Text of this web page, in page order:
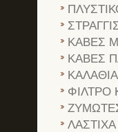
ΚΑΒΕΣ
ΚΑΒΕΣ
ΦΙΛΤΡΟ